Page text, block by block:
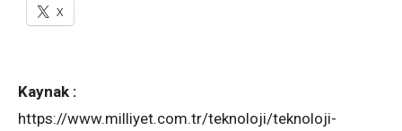
X
Kaynak :
https://www.milliyet.com.tr/teknoloji/teknoloji-